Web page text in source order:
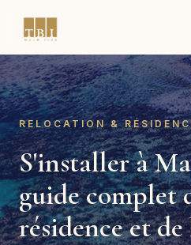
RELOCATION &
S'installer à
guide complet
résidence et